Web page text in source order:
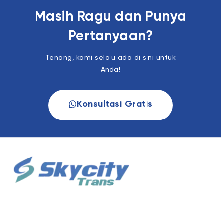
Masih Ragu dan Punya
Pertanyaan?
Tenang, kami selalu ada di sini untuk
Anda!
Konsultasi Gratis